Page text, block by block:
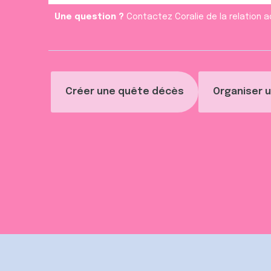
Créer une quête décès Organiser
Une question ? Contactez Coralie de la relation